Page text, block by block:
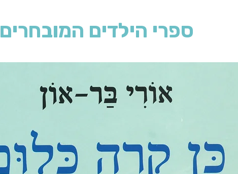
ספרי הילדים המובחרים